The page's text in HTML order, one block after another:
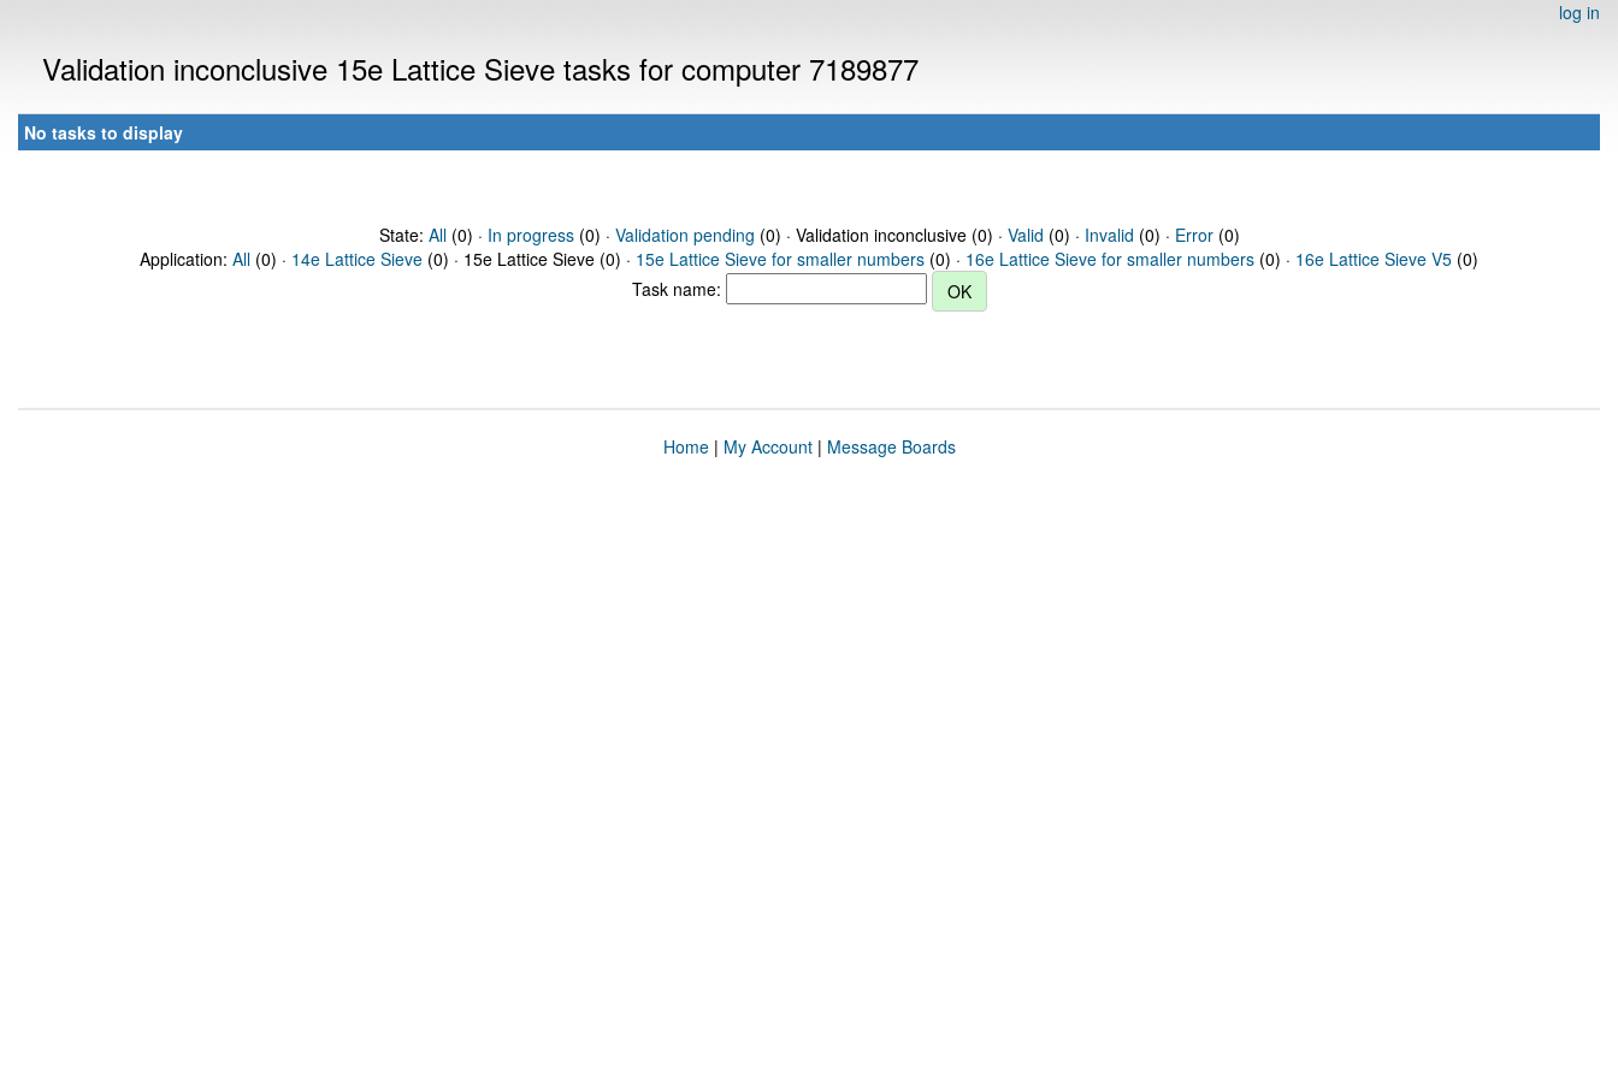
log in
Validation inconclusive 15e Lattice Sieve tasks for computer 7189877
No tasks to display
State: All(0) · In progress(0) · Validation pending (0) · Validation inconclusive (0) · Valid (0) · Invalid (0) · Error(0)
Application: All (0) · 14e Lattice Sieve (0) · 15e Lattice Sieve (0) · 15e Lattice Sieve for smaller numbers (0) · 16e Lattice Sieve for smaller numbers (0) · 16e Lattice Sieve V5 (0)
Task name:
Home| My Account| Message Boards